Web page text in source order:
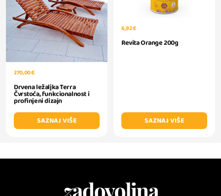
270,00 €
Drvena ležaljka Terra
Čvrstoća, funkcionalnost i
profinjeni dizajn
SAZNAJ VIŠE
6,92 €
Revita Orange 200g
SAZNAJ VIŠE